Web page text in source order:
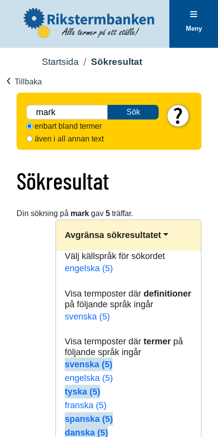
Meny
Startsida Sökresultat
Tillbaka
Sök
enbart bland termer
även i all annan text
Sökresultat
Din sökning på markgav 5träffar.
Avgränsa sökresultatet
Välj källspråk för sökordet
engelska (5)
Visa termposter där definitioner
på följande språk ingår
svenska (5)
Visa termposter där termerpå
följande språk ingår
svenska (5)
engelska (5)
tyska (5)
franska (5)
spanska (5)
danska (5)